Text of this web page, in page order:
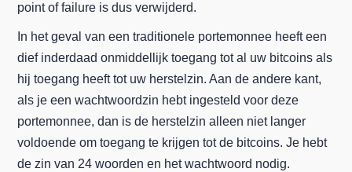
point of failure is dus verwijderd.
In het geval van een traditionele portemonnee heeft een
dief inderdaad onmiddellijk toegang tot al uw bitcoins als
hij toegang heeft tot uw herstelzin. Aan de andere kant,
als je een wachtwoordzin hebt ingesteld voor deze
portemonnee, dan is de herstelzin alleen niet langer
voldoende om toegang te krijgen tot de bitcoins. Je hebt
de zin van 24 woorden en het wachtwoord nodig.